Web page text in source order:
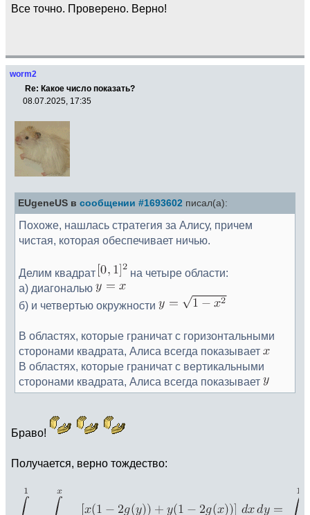
Все точно. Проверено. Верно!
worm2
Re: Какое число показать?
08.07.2025, 17:35
EUgeneUS в сообщении #1693602 писал(а):
Похоже, нашлась стратегия за Алису, причем
чистая, которая обеспечивает ничью.
Делим квадрат
на четыре области:
а) диагональю
б) и четвертью окружности
В областях, которые граничат с горизонтальными
сторонами квадрата, Алиса всегда показывает
В областях, которые граничат с вертикальными
сторонами квадрата, Алиса всегда показывает
Браво!
Получается, верно тождество: